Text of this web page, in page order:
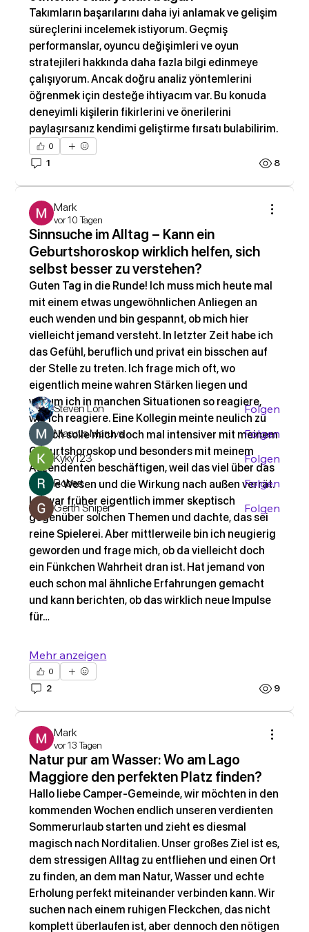
Takımların başarılarını daha iyi anlamak ve gelişim
süreçlerini incelemek istiyorum. Geçmiş
performanslar, oyuncu değişimleri ve oyun
stratejileri hakkında daha fazla bilgi edinmeye
çalışıyorum. Ancak doğru analiz yöntemlerini
öğrenmek için desteğe ihtiyacım var. Bu konuda
deneyimli kişilerin fikirlerini ve önerilerini
paylaşırsanız kendimi geliştirme fırsatı bulabilirim.
0
1 8
Mark
vor 10 Tagen
Sinnsuche im Alltag – Kann ein
Geburtshoroskop wirklich helfen, sich
selbst besser zu verstehen?
Guten Tag in die Runde! Ich muss mich heute mal
mit einem etwas ungewöhnlichen Anliegen an
euch wenden und bin gespannt, ob mich hier
vielleicht jemand versteht. In letzter Zeit habe ich
das Gefühl, beruflich und privat ein bisschen auf
der Stelle zu treten. Ich frage mich oft, wo
eigentlich meine wahren Stärken liegen und
warum ich in manchen Situationen so reagiere,
wie ich reagiere. Eine Kollegin meinte neulich zu
mir, ich solle mich doch mal intensiver mit meinem
Geburtshoroskop und besonders mit meinem
Aszendenten beschäftigen, weil das viel über das
innere Wesen und die Wirkung nach außen verrät.
Ich war früher eigentlich immer skeptisch
gegenüber solchen Themen und dachte, das sei
reine Spielerei. Aber mittlerweile bin ich neugierig
geworden und frage mich, ob da vielleicht doch
ein Fünkchen Wahrheit dran ist. Hat jemand von
euch schon mal ähnliche Erfahrungen gemacht
und kann berichten, ob das wirklich neue Impulse
für…
Mehr anzeigen
0
2 9
Mark
vor 13 Tagen
Natur pur am Wasser: Wo am Lago
Maggiore den perfekten Platz finden?
Hallo liebe Camper-Gemeinde, wir möchten in den
kommenden Wochen endlich unseren verdienten
Sommerurlaub starten und zieht es diesmal
magisch nach Norditalien. Unser großes Ziel ist es,
dem stressigen Alltag zu entfliehen und einen Ort
zu finden, an dem man Natur, Wasser und echte
Erholung perfekt miteinander verbinden kann. Wir
suchen nach einem ruhigen Fleckchen, das nicht
komplett überlaufen ist, aber dennoch den nötigen
Info
Willkommen in der Gruppe! Hier können sich
Mitglieder austau...
Weiterlesen
Mitglieder
Steven Lon
Folgen
Maruvs Maruvs Folgen
Kyky123 Folgen
Robert Folgen
Gerth Sniper
Folgen
Alle Mitglieder anzeigen (28)